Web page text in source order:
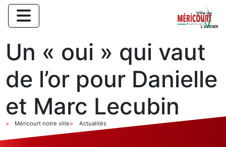
Un « oui » qui vaut
de l’or pour Danielle
et Marc Lecubin
Méricourt notre ville Actualités